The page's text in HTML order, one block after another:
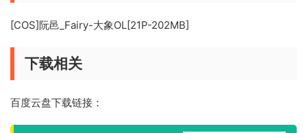
[COS]阮邑_Fairy-大象OL[21P-202MB]
下载相关
百度云盘下载链接：